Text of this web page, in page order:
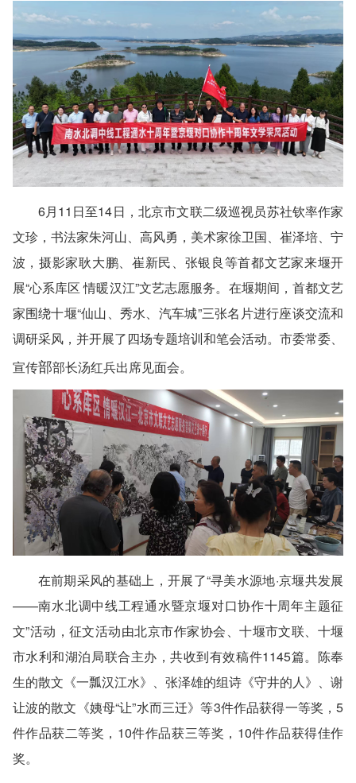
6月11日至14日，北京市文联二级巡视员苏社钦率作家
文珍，书法家朱河山、高风勇，美术家徐卫国、崔泽培、宁
波，摄影家耿大鹏、崔新民、张银良等首都文艺家来堰开
展“心系库区 情暖汉江”文艺志愿服务。在堰期间，首都文艺
家围绕十堰“仙山、秀水、汽车城”三张名片进行座谈交流和
调研采风，并开展了四场专题培训和笔会活动。市委常委、
宣传部部长汤红兵出席见面会。
在前期采风的基础上，开展了“寻美水源地·京堰共发展
——南水北调中线工程通水暨京堰对口协作十周年主题征
文”活动，征文活动由北京市作家协会、十堰市文联、十堰
市水利和湖泊局联合主办，共收到有效稿件1145篇。陈奉
生的散文《一瓢汉江水》、张泽雄的组诗《守井的人》、谢
让波的散文《姨母“让”水而三迁》等3件作品获得一等奖，5
件作品获二等奖，10件作品获三等奖，10件作品获得佳作
奖。